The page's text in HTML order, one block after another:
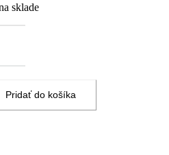
sklade
Pridať do košíka